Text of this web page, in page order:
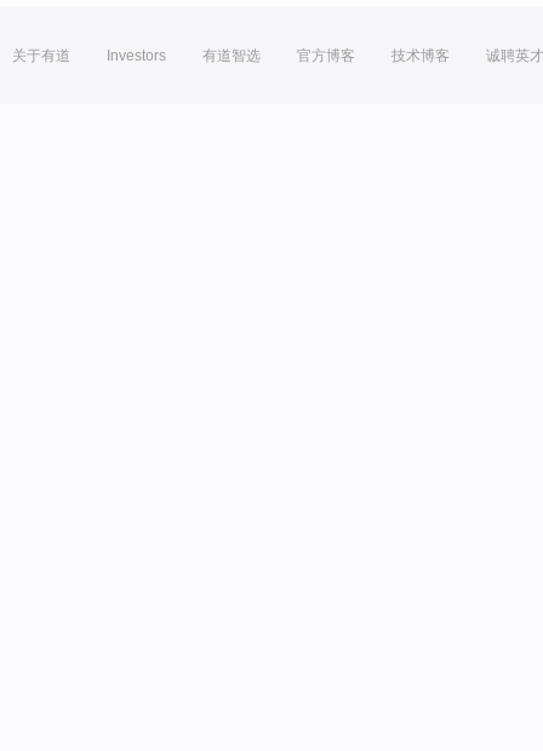
关于有道 Investors 有道智选 官方博客 技术博客 诚聘英才